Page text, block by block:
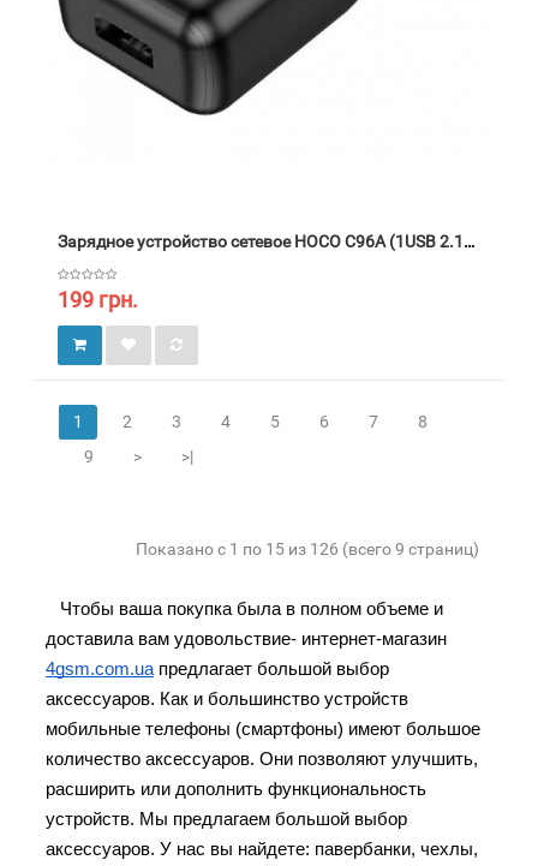
Зарядное устройство сетевое HOCO C96A (1USB 2.1A) Чёрный
199 грн.
1 2 3 4 5 6 7
8
9
> >|
Показано с 1 по 15 из 126 (всего 9 страниц)
Чтобы ваша покупка была в полном объеме и
4gsm.com.ua предлагает большой выбор
аксессуаров. Как и большинство устройств
мобильные телефоны (смартфоны) имеют большое
количество аксессуаров. Они позволяют улучшить,
расширить или дополнить функциональность
устройств. Мы предлагаем большой выбор
аксессуаров. У нас вы найдете: павербанки, чехлы,